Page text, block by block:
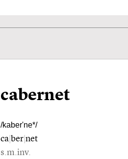
cabernet
/kaber'ne*/
ca ber net
s.m.inv.